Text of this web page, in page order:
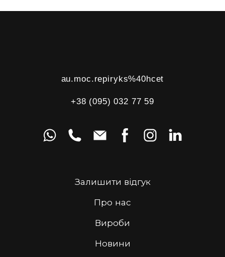
au.moc.repiryks%40hcet
+38 (095) 032 77 59
Залишити відгук
Про нас
Вироби
Новини